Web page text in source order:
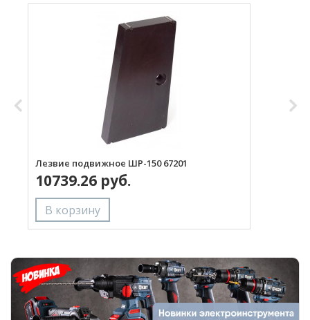
Лезвие подвижное ШР-150 67201
10739.26 руб.